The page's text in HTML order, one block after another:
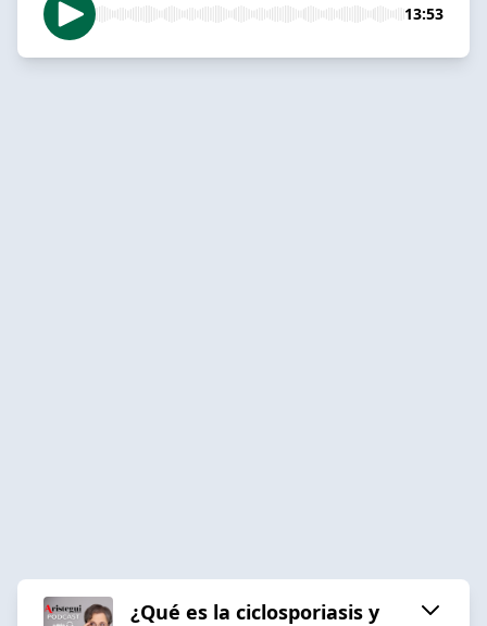
13:53
¿Qué es la ciclosporiasis y